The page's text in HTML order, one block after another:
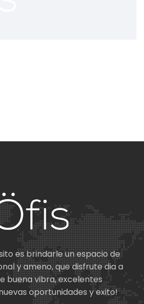
es brindarle un espacio de
y ameno, que disfrute dia a
buena vibra, excelentes
oportunidades y exito!